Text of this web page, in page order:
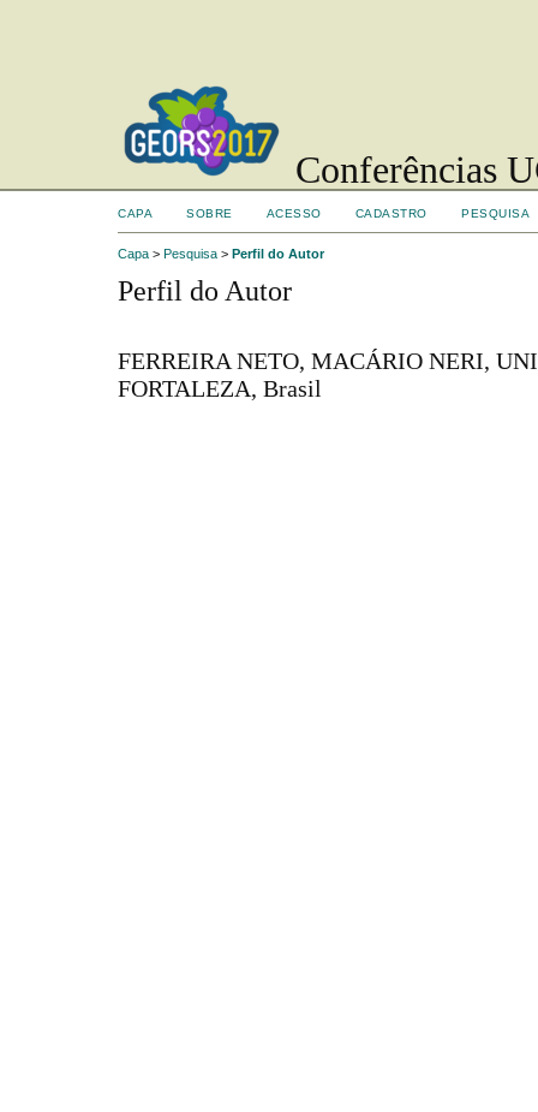
Conferências
CAPA SOBRE ACESSO CADASTRO PESQUISA
Capa > Pesquisa > Perfil do Autor
Perfil do Autor
FERREIRA NETO, MACÁRIO NERI,
FORTALEZA, Brasil